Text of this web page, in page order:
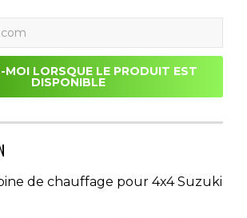
MOI LORSQUE LE PRODUIT EST
DISPONIBLE
de chauffage pour 4x4 Suzuki